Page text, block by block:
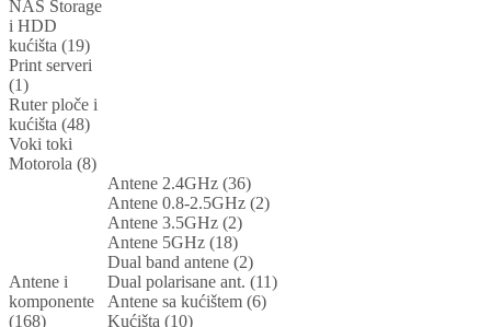
NAS Storage
i HDD
kućišta (19)
Print serveri
(1)
Ruter ploče i
kućišta (48)
Voki toki
Motorola (8)
Antene i
komponente
(168)
Antene 2.4GHz (36)
Antene 0.8-2.5GHz (2)
Antene 3.5GHz (2)
Antene 5GHz (18)
Dual band antene (2)
Dual polarisane ant. (11)
Antene sa kućištem (6)
Kućišta (10)